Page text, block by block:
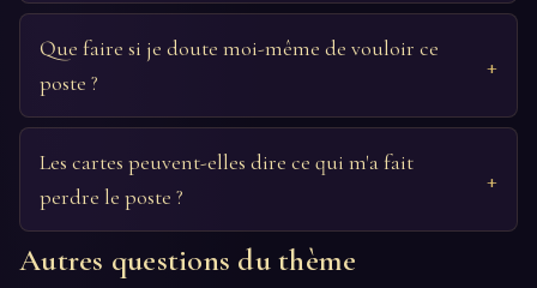
Que faire si je doute moi-même de vouloir ce
poste ?
Les cartes peuvent-elles dire ce qui m'a fait
perdre le poste ?
Autres questions du thème